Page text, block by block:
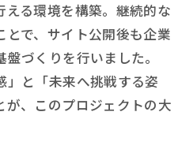
る環境を構築。継続的な
で、サイト公開後も企業
づくりを行いました。
」と「未来へ挑戦する姿
が、このプロジェクトの大